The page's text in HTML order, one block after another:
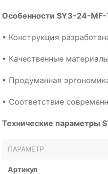
Особенности SY3-24-MF-
• Конструкция
• Качественные
• Продуманная
• Соответствие
Технические параметры
ПАРАМЕТР
Артикул